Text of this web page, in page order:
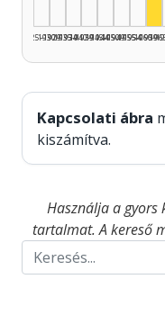
1925–1929
1930–1934
1935–1939
1940–1944
1945–1949
1950–1954
1955–1959
Kapcsolati ábra
kiszámítva.
Használja a gyors
tartalmat. A kereső